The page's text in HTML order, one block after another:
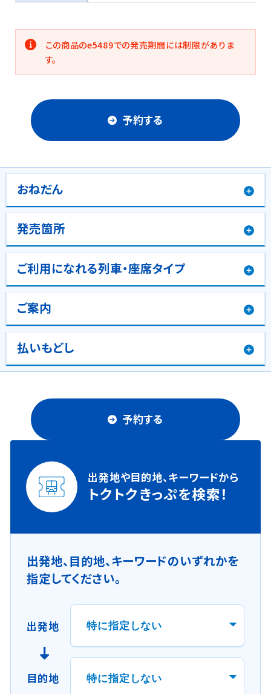
この商品のe5489での発売期間には制限がありま
す。
予約する
おねだん
発売箇所
ご利用になれる列車・座席タイプ
ご案内
払いもどし
予約する
出発地や目的地、キーワードから
トクトクきっぷを検索！
出発地、目的地、キーワードのいずれかを
指定してください。
出発地
目的地